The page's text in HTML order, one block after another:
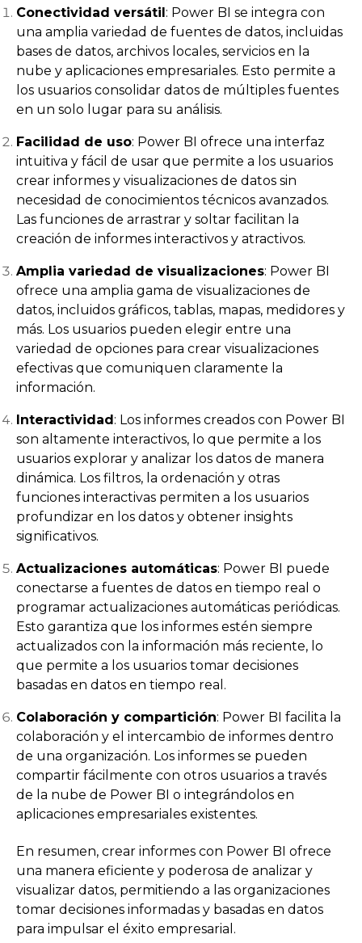
Conectividad versátil: Power BI se integra con
una amplia variedad de fuentes de datos, incluidas
bases de datos, archivos locales, servicios en la
nube y aplicaciones empresariales. Esto permite a
los usuarios consolidar datos de múltiples fuentes
en un solo lugar para su análisis.
Facilidad de uso: Power BI ofrece una interfaz
intuitiva y fácil de usar que permite a los usuarios
crear informes y visualizaciones de datos sin
necesidad de conocimientos técnicos avanzados.
Las funciones de arrastrar y soltar facilitan la
creación de informes interactivos y atractivos.
Amplia variedad de visualizaciones: Power BI
ofrece una amplia gama de visualizaciones de
datos, incluidos gráficos, tablas, mapas, medidores y
más. Los usuarios pueden elegir entre una
variedad de opciones para crear visualizaciones
efectivas que comuniquen claramente la
información.
Interactividad: Los informes creados con Power BI
son altamente interactivos, lo que permite a los
usuarios explorar y analizar los datos de manera
dinámica. Los filtros, la ordenación y otras
funciones interactivas permiten a los usuarios
profundizar en los datos y obtener insights
significativos.
Actualizaciones automáticas: Power BI puede
conectarse a fuentes de datos en tiempo real o
programar actualizaciones automáticas periódicas.
Esto garantiza que los informes estén siempre
actualizados con la información más reciente, lo
que permite a los usuarios tomar decisiones
basadas en datos en tiempo real.
Colaboración y compartición: Power BI facilita la
colaboración y el intercambio de informes dentro
de una organización. Los informes se pueden
compartir fácilmente con otros usuarios a través
de la nube de Power BI o integrándolos en
aplicaciones empresariales existentes.
En resumen, crear informes con Power BI ofrece
una manera eficiente y poderosa de analizar y
visualizar datos, permitiendo a las organizaciones
tomar decisiones informadas y basadas en datos
para impulsar el éxito empresarial.